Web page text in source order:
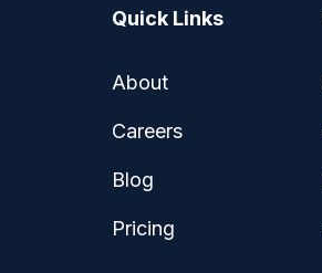
Quick Links
About
Careers
Blog
Pricing